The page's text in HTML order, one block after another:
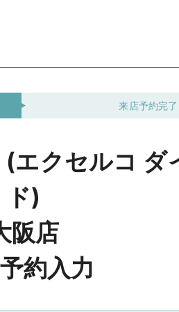
来店予約完了
エクセルコ ダ
ド)
阪店
約入力